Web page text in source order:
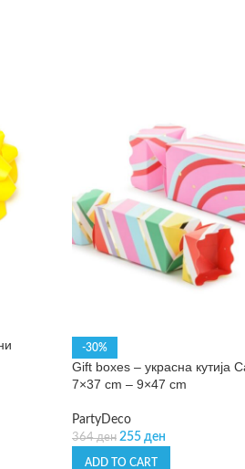
-30%
Gift boxes – украсна кутија
7×37 cm – 9×47 cm
PartyDeco
364ден 255 ден
ADD TO CART